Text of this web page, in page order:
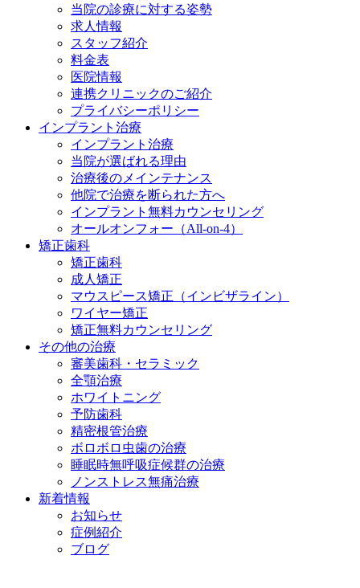
当院の診療に対する姿勢
求人情報
スタッフ紹介
料金表
医院情報
連携クリニックのご紹介
プライバシーポリシー
インプラント治療
インプラント治療
当院が選ばれる理由
治療後のメインテナンス
他院で治療を断られた方へ
インプラント無料カウンセリング
オールオンフォー（All-on-4）
矯正歯科
矯正歯科
成人矯正
マウスピース矯正（インビザライン）
ワイヤー矯正
矯正無料カウンセリング
その他の治療
審美歯科・セラミック
全顎治療
ホワイトニング
予防歯科
精密根管治療
ボロボロ虫歯の治療
睡眠時無呼吸症候群の治療
ノンストレス無痛治療
新着情報
お知らせ
症例紹介
ブログ